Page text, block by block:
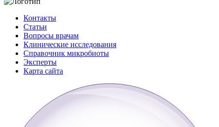
Контакты
Статьи
Вопросы врачам
Клинические исследования
Справочник микробиоты
Эксперты
Карта сайта